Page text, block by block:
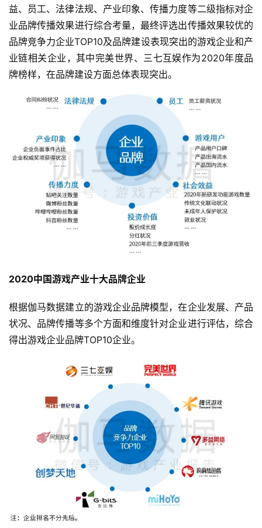
益、员工、法律法规、产业印象、传播力度等二级指标对企
业品牌传播效果进行综合考量，最终评选出传播效果较优的
品牌竞争力企业TOP10及品牌建设表现突出的游戏企业和产
业链相关企业，其中完美世界、三七互娱作为2020年度品
牌榜样，在品牌建设方面总体表现突出。
2020中国游戏产业十大品牌企业
根据伽马数据建立的游戏企业品牌模型，在企业发展、产品
状况、品牌传播等多个方面和维度针对企业进行评估，综合
得出游戏企业品牌TOP10企业。